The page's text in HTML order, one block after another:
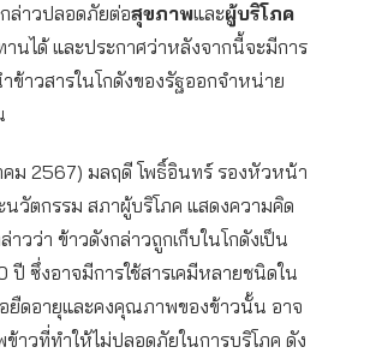
ล่าวปลอดภัยต่อสุขภาพและผู้บริโภค
นได้ และประกาศว่าหลังจากนี้จะมีการ
ข้าวสารในโกดังของรัฐออกจำหน่าย
ม 2567) มลฤดี โพธิ์อินทร์ รองหัวหน้า
นวัตกรรม สภาผู้บริโภค แสดงความคิด
วว่า ข้าวดังกล่าวถูกเก็บในโกดังเป็น
ปี ซึ่งอาจมีการใช้สารเคมีหลายชนิดใน
อยืดอายุและคงคุณภาพของข้าวนั้น อาจ
าวที่ทำให้ไม่ปลอดภัยในการบริโภค ดัง